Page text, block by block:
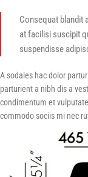
Consequat blandit
at facilisi suscipit
suspendisse
A sodales hac dolor
parturient a nibh dis a
condimentum et
commodo sociis mi nec